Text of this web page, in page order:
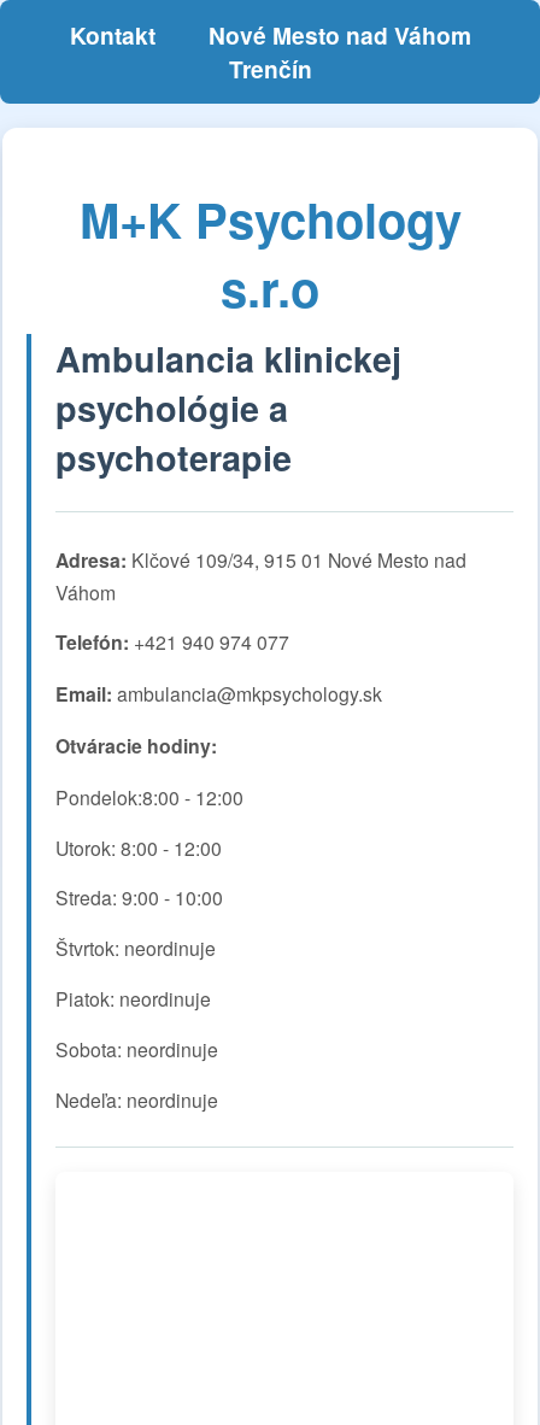
Kontakt
Nové Mesto nad Váhom
Trenčín
M+K Psychology
s.r.o
Ambulancia klinickej
psychológie a
psychoterapie
Adresa: Klčové 109/34, 915 01 Nové Mesto nad
Váhom
Telefón: +421 940 974 077
Email: ambulancia@mkpsychology.sk
Otváracie hodiny:
Pondelok:8:00 - 12:00
Utorok: 8:00 - 12:00
Streda: 9:00 - 10:00
Štvrtok: neordinuje
Piatok: neordinuje
Sobota: neordinuje
Nedeľa: neordinuje